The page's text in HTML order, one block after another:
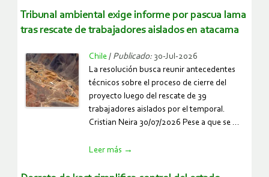
y-
delegacion-
facultades/
tribunal ambiental exige informe por pascua lama
tras rescate de trabajadores aislados en atacama
Chile / Publicado: 30-Jul-2026
La resolución busca reunir antecedentes
técnicos sobre el proceso de cierre del
proyecto luego del rescate de 39
trabajadores aislados por el temporal.
Cristian Neira 30/07/2026 Pese a que se ...
Leer más https://www.ocmal.org/tribunal-
→